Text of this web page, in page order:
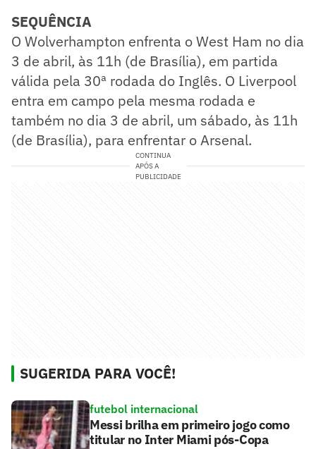
SEQUÊNCIA
O Wolverhampton enfrenta o West Ham no dia
3 de abril, às 11h (de Brasília), em partida
válida pela 30ª rodada do Inglês. O Liverpool
entra em campo pela mesma rodada e
também no dia 3 de abril, um sábado, às 11h
(de Brasília), para enfrentar o Arsenal.
CONTINUA
APÓS A
PUBLICIDADE
SUGERIDA PARA VOCÊ!
futebol internacional
Messi brilha em primeiro jogo como
titular no Inter Miami pós-Copa